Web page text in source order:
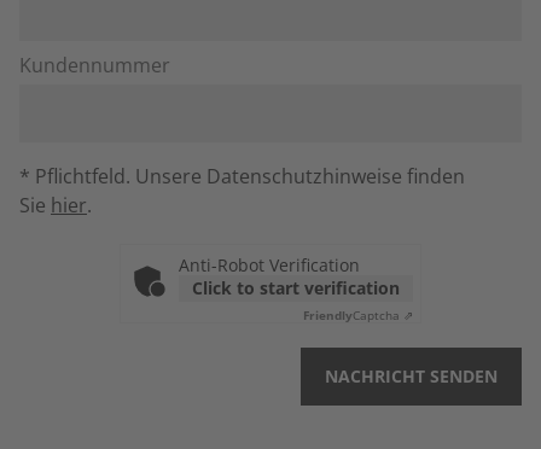
Kundennummer
* Pflichtfeld. Unsere Datenschutzhinweise finden
Sie hier.
Anti-Robot Verification
Click to start verification
FriendlyCaptcha ⇗
NACHRICHT SENDEN